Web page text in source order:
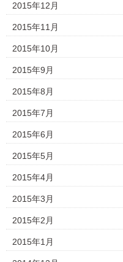
2015年12月
2015年11月
2015年10月
2015年9月
2015年8月
2015年7月
2015年6月
2015年5月
2015年4月
2015年3月
2015年2月
2015年1月